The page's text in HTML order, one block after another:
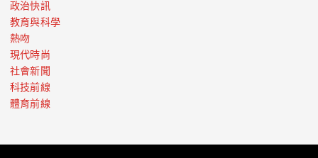
政治快訊
教育與科學
熱吻
現代時尚
社會新聞
科技前線
體育前線